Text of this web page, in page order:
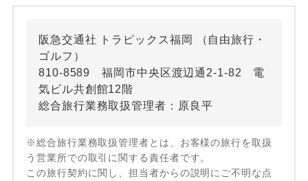
阪急交通社 トラピックス福岡 （自由旅行・
ゴルフ）
810-8589 福岡市中央区渡辺通2-1-82 電
気ビル共創館12階
総合旅行業務取扱管理者：原良平
※総合旅行業務取扱管理者とは、お客様の旅行を取扱
う営業所での取引に関する責任者です。
この旅行契約に関し、担当者からの説明にご不明な点